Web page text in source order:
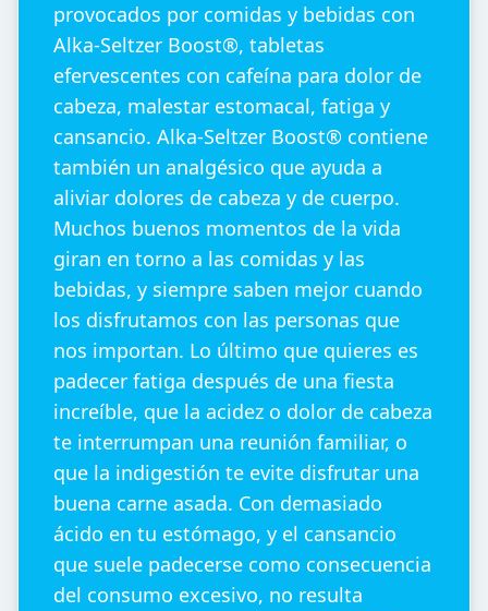
provocados por comidas y bebidas con
Alka-Seltzer Boost®, tabletas
efervescentes con cafeína para dolor de
cabeza, malestar estomacal, fatiga y
cansancio. Alka-Seltzer Boost® contiene
también un analgésico que ayuda a
aliviar dolores de cabeza y de cuerpo.
Muchos buenos momentos de la vida
giran en torno a las comidas y las
bebidas, y siempre saben mejor cuando
los disfrutamos con las personas que
nos importan. Lo último que quieres es
padecer fatiga después de una fiesta
increíble, que la acidez o dolor de cabeza
te interrumpan una reunión familiar, o
que la indigestión te evite disfrutar una
buena carne asada. Con demasiado
ácido en tu estómago, y el cansancio
que suele padecerse como consecuencia
del consumo excesivo, no resulta